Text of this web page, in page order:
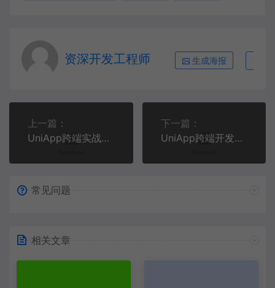
资深开发工程师 生成海报
上一篇：
UniApp跨端实战：构建高性能直播弹幕互动系统
下一篇：
UniApp跨端开发：构建智能健康数据可视化仪表盘
常见问题
相关文章